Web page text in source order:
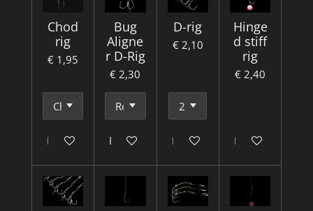
Chod
rig
€ 1,95
In winkelwagen
Bug
Aligne
r D-Rig
€ 2,30
In winkelwagen
D-rig
€ 2,10
In winkelwagen
Hinge
d stiff
rig
€ 2,40
In winkelwagen